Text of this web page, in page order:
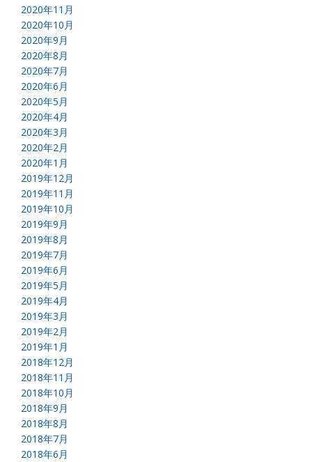
2020年11月
2020年10月
2020年9月
2020年8月
2020年7月
2020年6月
2020年5月
2020年4月
2020年3月
2020年2月
2020年1月
2019年12月
2019年11月
2019年10月
2019年9月
2019年8月
2019年7月
2019年6月
2019年5月
2019年4月
2019年3月
2019年2月
2019年1月
2018年12月
2018年11月
2018年10月
2018年9月
2018年8月
2018年7月
2018年6月